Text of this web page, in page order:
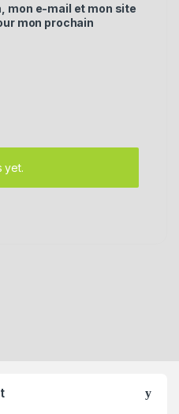
mon e-mail et mon site
mon prochain
yet.